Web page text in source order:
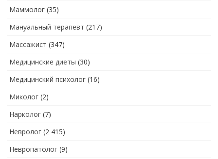
Маммолог (35)
Мануальный терапевт (217)
Массажист (347)
Медицинские диеты (30)
Медицинский психолог (16)
Миколог (2)
Нарколог (7)
Невролог (2 415)
Невропатолог (9)